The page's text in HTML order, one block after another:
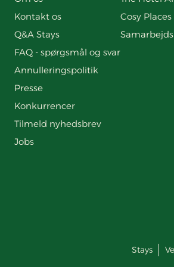
Kontakt os
Q&A Stays
FAQ - spørgsmål og svar
Annulleringspolitik
Presse
Konkurrencer
Tilmeld nyhedsbrev
Jobs
Cosy
Stays